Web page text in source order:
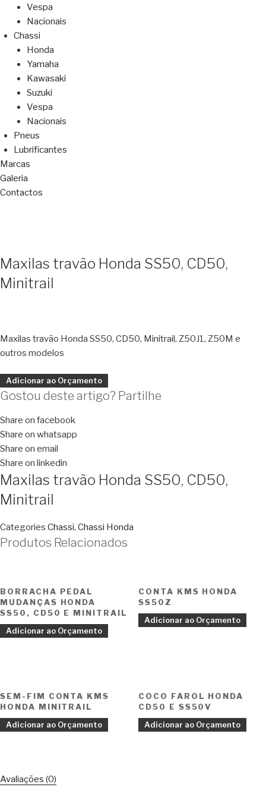
Vespa
Nacionais
Chassi
Honda
Yamaha
Kawasaki
Suzuki
Vespa
Nacionais
Pneus
Lubrificantes
Marcas
Galeria
Contactos
Maxilas travão Honda SS50, CD50,
Minitrail
Maxilas travão Honda SS50, CD50, Minitrail, Z50J1, Z50M e
outros modelos
Adicionar ao Orçamento
Gostou deste artigo? Partilhe
Share on facebook
Share on whatsapp
Share on email
Share on linkedin
Maxilas travão Honda SS50, CD50,
Minitrail
Categories Chassi, Chassi Honda
Produtos Relacionados
BORRACHA PEDAL
MUDANÇAS HONDA
SS50, CD50 E MINITRAIL
Adicionar ao Orçamento
CONTA KMS HONDA
SS50Z
Adicionar ao Orçamento
SEM-FIM CONTA KMS
HONDA MINITRAIL
Adicionar ao Orçamento
COCO FAROL HONDA
CD50 E SS50V
Adicionar ao Orçamento
Avaliações (0)